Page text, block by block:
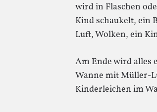
wird in Flaschen
Kind schaukelt, ein
Luft, Wolken, ein
Am Ende wird alles
Wanne mit Müller-
Kinderleichen im